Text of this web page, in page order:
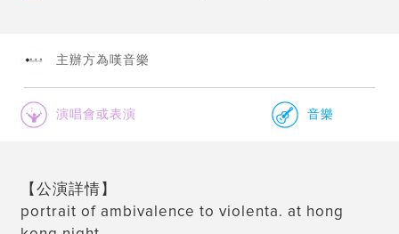
主辦方為嘆音樂
演唱會或表演 音樂
【公演詳情】
portrait of ambivalence to violenta. at hong